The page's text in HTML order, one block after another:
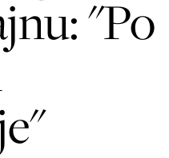
"Po